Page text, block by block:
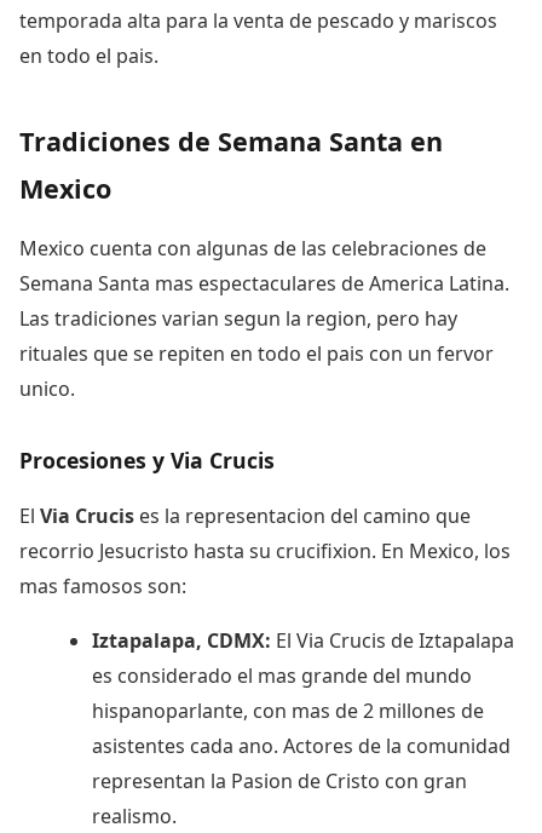
temporada alta para la venta de pescado y mariscos
en todo el pais.
Tradiciones de Semana Santa en
Mexico
Mexico cuenta con algunas de las celebraciones de
Semana Santa mas espectaculares de America Latina.
Las tradiciones varian segun la region, pero hay
rituales que se repiten en todo el pais con un fervor
unico.
Procesiones y Via Crucis
El Via Crucis es la representacion del camino que
recorrio Jesucristo hasta su crucifixion. En Mexico, los
mas famosos son:
Iztapalapa, CDMX: El Via Crucis de Iztapalapa
es considerado el mas grande del mundo
hispanoparlante, con mas de 2 millones de
asistentes cada ano. Actores de la comunidad
representan la Pasion de Cristo con gran
realismo.